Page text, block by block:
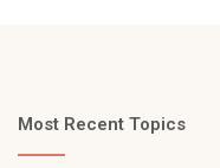
Most Recent Topics